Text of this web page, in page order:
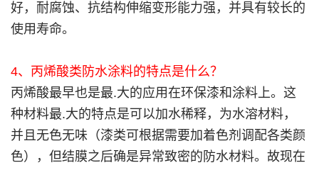
好，耐腐蚀、抗结构伸缩变形能力强，并具有较长的
使用寿命。
4、丙烯酸类防水涂料的特点是什么？
丙烯酸最早也是最.大的应用在环保漆和涂料上。这
种材料最.大的特点是可以加水稀释，为水溶材料，
并且无色无味（漆类可根据需要加着色剂调配各类颜
色），但结膜之后确是异常致密的防水材料。故现在